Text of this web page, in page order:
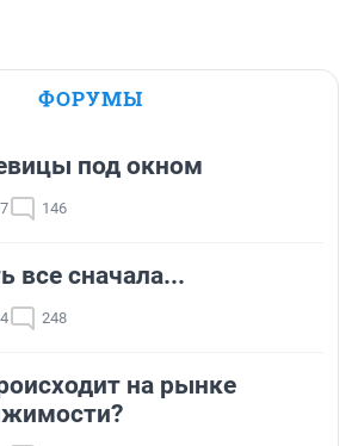
ФОРУМЫ
под окном
146
все сначала...
248
на рынке